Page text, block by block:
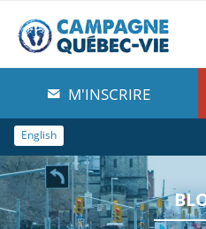
À propos de nous
Blog
Comprendre
Agir
M'INSCRIRE
English